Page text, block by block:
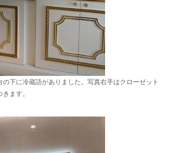
の下に冷蔵語がありました。写真右手はクローゼット
ます。